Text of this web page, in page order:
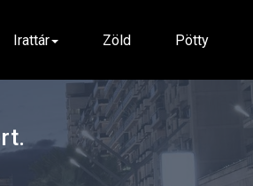
Irattár Zöld Pötty